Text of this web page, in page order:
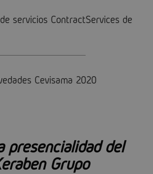
servicios ContractServices de
Cevisama 2020
presencialidad del
Grupo